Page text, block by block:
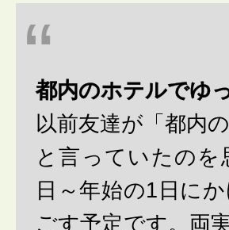
都内のホテルでゆ
以前友達が「都内
と言っていたのを
日～年始の1日に
ごす予定です。両